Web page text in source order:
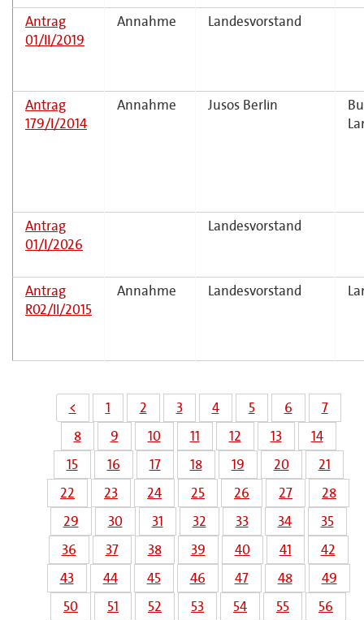
Antrag
01/II/2019
Annahme Landesvorstand
Antrag
179/I/2014
Annahme Jusos Berlin
Antrag
01/I/2026
Landesvorstand
Antrag
R02/II/2015
Annahme Landesvorstand
< 1 2 3 4 5 6
7
8
9 10 11 12 13
14
15
16 17 18 19 20
21
22
23 24 25 26 27
28
29
30 31 32 33 34
35
36
37 38 39 40 41
42
43
44 45 46 47 48
49
50
51 52 53 54 55
56